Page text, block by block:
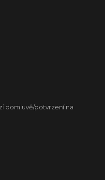
domluvě/potvrzení na